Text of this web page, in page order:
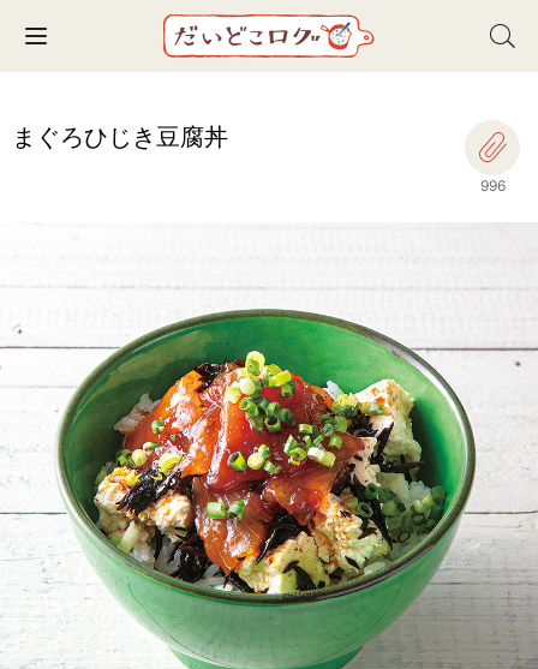
Toggle navigation
まぐろひじき豆腐丼
996